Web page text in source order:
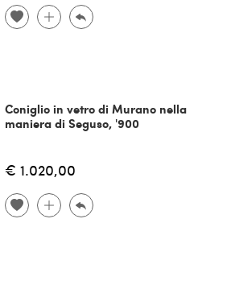
Coniglio in vetro di Murano nella
maniera di Seguso, '900
€ 1.020,00